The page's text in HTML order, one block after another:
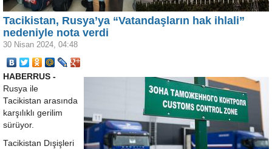
Tacikistan, Rusya’ya “Vatandaşların hak ihlali”
nedeniyle nota verdi
30 Nisan 2024, 04:48
HABERRUS -
Rusya ile
Tacikistan arasında
karşılıklı gerilim
sürüyor.
Tacikistan Dışişleri